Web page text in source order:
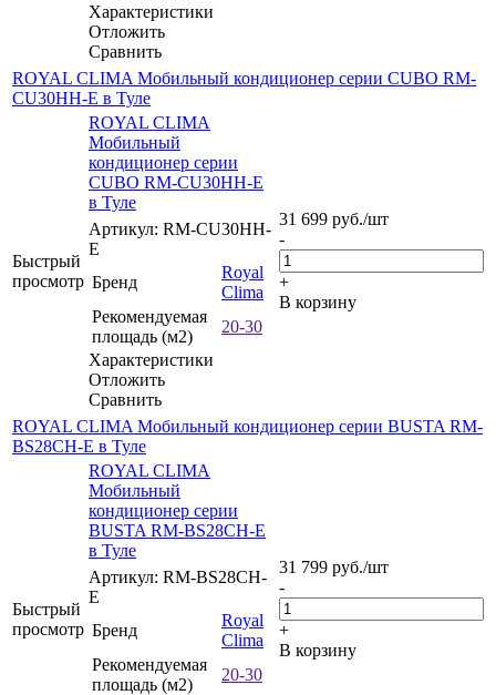
Характеристики
Отложить
Сравнить
ROYAL CLIMA Мобильный кондиционер серии CUBO RM-
CU30HH-E в Туле
Быстрый
просмотр
ROYAL CLIMA
Мобильный
кондиционер серии
CUBO RM-CU30HH-E
в Туле
Артикул: RM-CU30HH-
E
Бренд
Royal
Clima
Рекомендуемая
площадь (м2)
20-30
Характеристики
Отложить
Сравнить
31 699 руб./шт
-
+
В корзину
ROYAL CLIMA Мобильный кондиционер серии BUSTA RM-
BS28CH-E в Туле
Быстрый
просмотр
ROYAL CLIMA
Мобильный
кондиционер серии
BUSTA RM-BS28CH-E
в Туле
Артикул: RM-BS28CH-
E
Бренд
Royal
Clima
Рекомендуемая
площадь (м2)
20-30
31 799 руб./шт
-
+
В корзину